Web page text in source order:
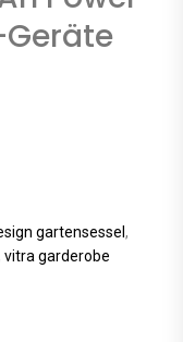
gartensessel ,
vitra garderobe